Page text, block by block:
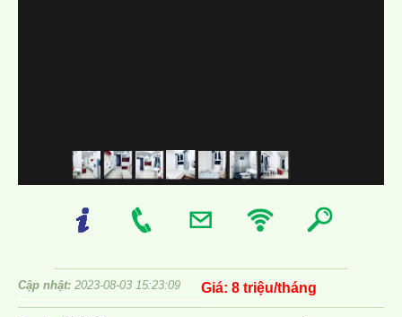
Cập nhật: 2023-08-03 15:23:09 Giá: 8 triệu/tháng